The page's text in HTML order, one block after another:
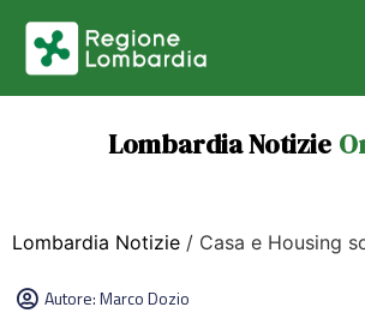
Lombardia Notizie
Lombardia Notizie / Casa e Housing
Autore:Marco Dozio